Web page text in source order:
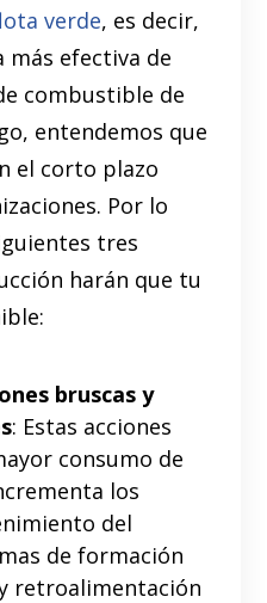
verde, es decir,
más efectiva de
combustible de
entendemos que
el corto plazo
Por lo
tres
harán que tu
bruscas y
: Estas acciones
consumo de
los
del
de formación
retroalimentación